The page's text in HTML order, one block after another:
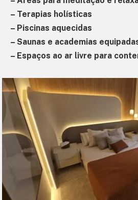
– Terapias holísticas
– Piscinas aquecidas
– Saunas e academias
– Espaços ao ar livre para